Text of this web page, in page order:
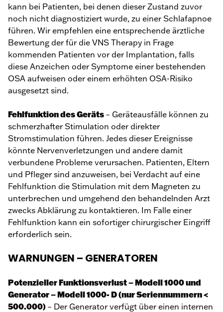
kann bei Patienten, bei denen dieser Zustand zuvor
noch nicht diagnostiziert wurde, zu einer Schlafapnoe
führen. Wir empfehlen eine entsprechende ärztliche
Bewertung der für die VNS Therapy in Frage
kommenden Patienten vor der Implantation, falls
diese Anzeichen oder Symptome einer bestehenden
OSA aufweisen oder einem erhöhten OSA-Risiko
ausgesetzt sind.
Fehlfunktion des Geräts – Geräteausfälle können zu
schmerzhafter Stimulation oder direkter
Stromstimulation führen. Jedes dieser Ereignisse
könnte Nervenverletzungen und andere damit
verbundene Probleme verursachen. Patienten, Eltern
und Pfleger sind anzuweisen, bei Verdacht auf eine
Fehlfunktion die Stimulation mit dem Magneten zu
unterbrechen und umgehend den behandelnden Arzt
zwecks Abklärung zu kontaktieren. Im Falle einer
Fehlfunktion kann ein sofortiger chirurgischer Eingriff
erforderlich sein.
WARNUNGEN – GENERATOREN
Potenzieller Funktionsverlust – Modell 1000 und
Generator – Modell 1000- D (nur Seriennummern <
500.000) – Der Generator verfügt über einen internen